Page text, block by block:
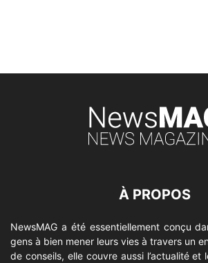
À PROPOS
NewsMAG a été essentiellement conçu
gens à bien mener leurs vies à travers un
de conseils, elle couvre aussi l’actualité et